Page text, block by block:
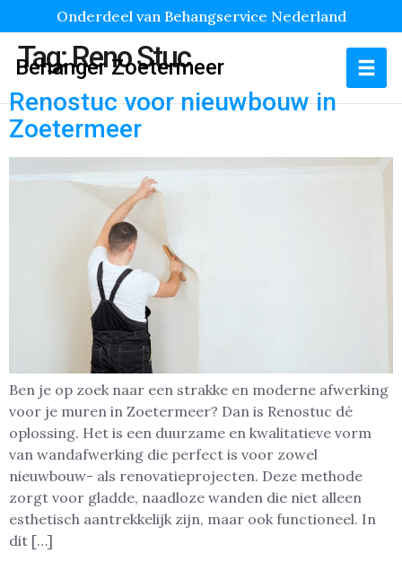
Onderdeel van Behangservice Nederland
Behanger Zoetermeer
Tag:Reno Stuc
Renostuc voor nieuwbouw in
Zoetermeer
Ben je op zoek naar een strakke en moderne afwerking
voor je muren in Zoetermeer? Dan is Renostuc dé
oplossing. Het is een duurzame en kwalitatieve vorm
van wandafwerking die perfect is voor zowel
nieuwbouw- als renovatieprojecten. Deze methode
zorgt voor gladde, naadloze wanden die niet alleen
esthetisch aantrekkelijk zijn, maar ook functioneel. In
dit […]